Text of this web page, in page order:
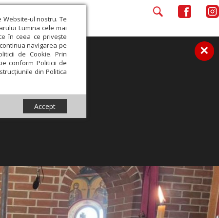
ul nostru. Te
Lumina cele mai
în ceea ce privește
navigarea pe
de Cookie. Prin
conform Politicii de
din Politica
Accept
×